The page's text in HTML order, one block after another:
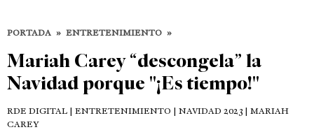
PORTADA » ENTRETENIMIENTO »
Mariah Carey “descongela” la
Navidad porque "¡Es tiempo!"
RDE DIGITAL | ENTRETENIMIENTO | NAVIDAD 2023 | MARIAH
CAREY